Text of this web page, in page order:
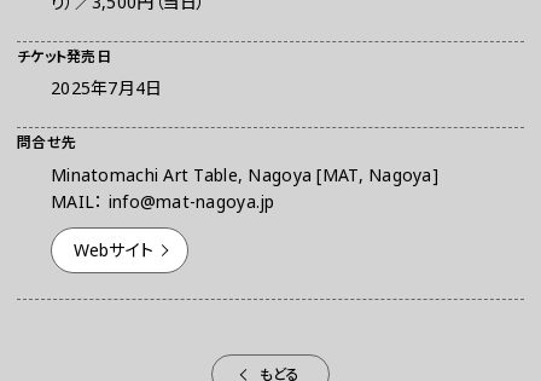
チケット発売日
2025年7月4日
問合せ先
Minatomachi Art Table, Nagoya [MAT, Nagoya]
MAIL： info@mat-nagoya.jp
Webサイト
もどる